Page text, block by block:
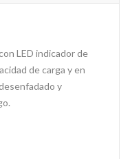
LED indicador de
de carga y en
y